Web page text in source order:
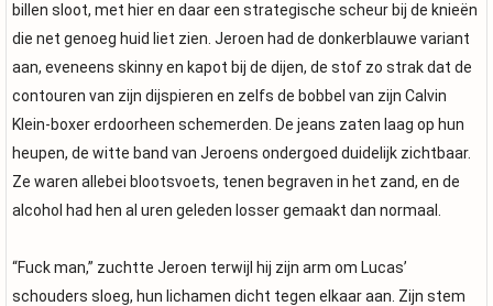
billen sloot, met hier en daar een strategische scheur bij de knieën
die net genoeg huid liet zien. Jeroen had de donkerblauwe variant
aan, eveneens skinny en kapot bij de dijen, de stof zo strak dat de
contouren van zijn dijspieren en zelfs de bobbel van zijn Calvin
Klein-boxer erdoorheen schemerden. De jeans zaten laag op hun
heupen, de witte band van Jeroens ondergoed duidelijk zichtbaar.
Ze waren allebei blootsvoets, tenen begraven in het zand, en de
alcohol had hen al uren geleden losser gemaakt dan normaal.
“Fuck man,” zuchtte Jeroen terwijl hij zijn arm om Lucas’
schouders sloeg, hun lichamen dicht tegen elkaar aan. Zijn stem